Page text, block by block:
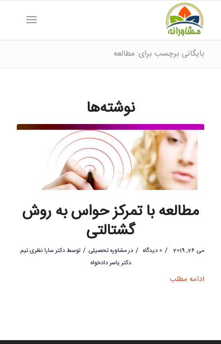
بایگانی برچسب برای: مطالعه
نوشته‌ها
مطالعه با تمرکز حواس به روش
گشتالتی
می 26, 2019 / 0 دیدگاه / درمشاوره تحصیلی / توسطدکتر سارا نظری تیم
دکتر یاسر دادخواه
ادامه مطلب